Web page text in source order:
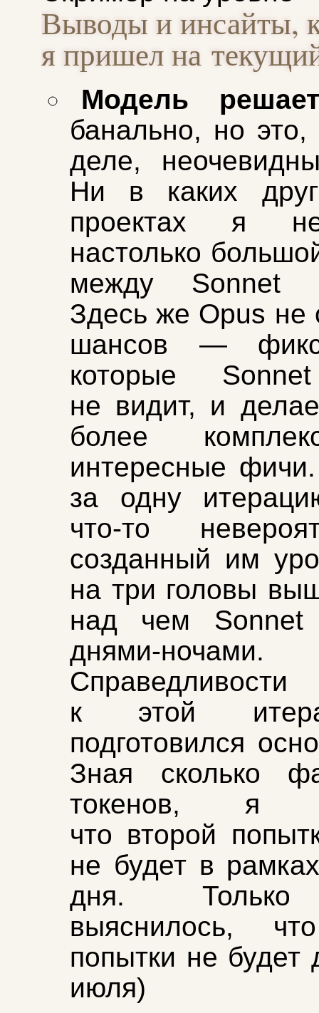
Выводы и инсайты,
я пришел на
Модель решает
банально, но
деле,
Ни в каких
проектах я
настолько
между Sonnet
Здесь же Opus не
шансов —
которые
не видит, и
более
интересные
за одну
что‑то
созданный им
на три головы
над чем Sonnet
днями‑ночами.
к этой
подготовился
Зная сколько
токенов, я
что второй
не будет в
дня.
выяснилось,
попытки не будет
июля)